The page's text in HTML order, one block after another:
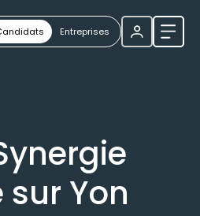
Entreprises
sur Yon